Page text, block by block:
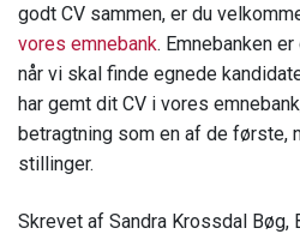
godt CV sammen, er du
vores emnebank. Emnebanken
når vi skal finde egnede
har gemt dit CV i vores
betragtning som en af de første,
stillinger.
Skrevet af Sandra Krossdal Bøg,